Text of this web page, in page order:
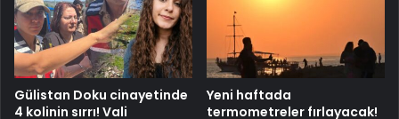
Gülistan Doku cinayetinde
4 kolinin sırrı! Vali
Yeni haftada
termometreler fırlayacak!